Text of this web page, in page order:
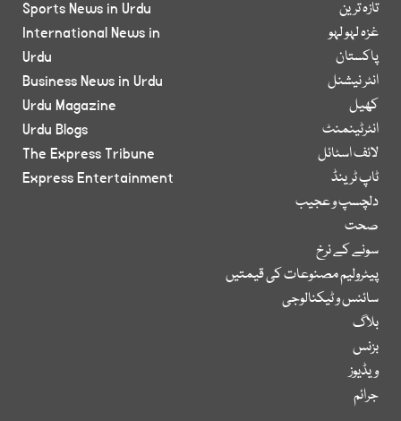
تازہ ترین
غزہ لہو لہو
پاکستان
انٹر نیشنل
کھیل
انٹرٹینمنٹ
لائف اسٹائل
ٹاپ ٹرینڈ
دلچسپ و عجیب
صحت
سونے کے نرخ
پیٹرولیم مصنوعات کی قیمتیں
سائنس و ٹیکنالوجی
بلاگ
بزنس
ویڈیوز
جرائم
Sports News in Urdu
International News in
Urdu
Business News in Urdu
Urdu Magazine
Urdu Blogs
The Express Tribune
Express Entertainment